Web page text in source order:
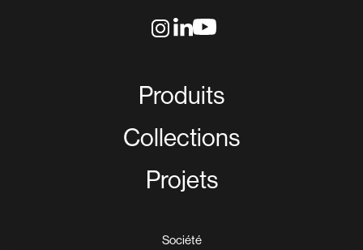
Produits
Collections
Projets
Société